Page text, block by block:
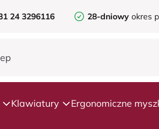
24 3296116 28-dniowy okres
Klawiatury Ergonomiczne